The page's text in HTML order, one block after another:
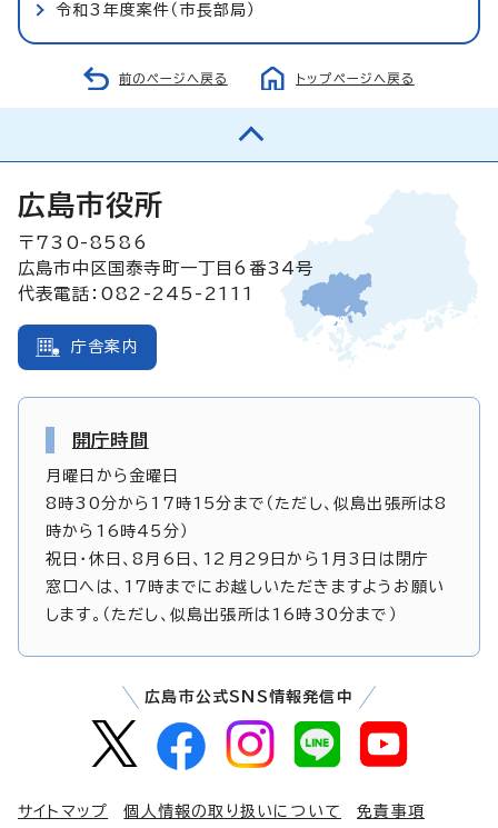
令和3年度案件（市長部局）
前のページへ戻る トップページへ戻る
広島市役所
〒730-8586
広島市中区国泰寺町一丁目6番34号
代表電話：082-245-2111
庁舎案内
開庁時間
月曜日から金曜日
8時30分から17時15分まで（ただし、似島出張所は8
時から16時45分）
祝日・休日、8月6日、12月29日から1月3日は閉庁
窓口へは、17時までにお越しいただきますようお願い
します。（ただし、似島出張所は16時30分まで）
広島市公式SNS情報発信中
サイトマップ 個人情報の取り扱いについて 免責事項